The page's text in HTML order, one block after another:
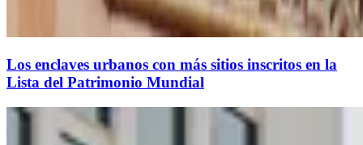
Los enclaves urbanos con más sitios inscritos en la
Lista del Patrimonio Mundial